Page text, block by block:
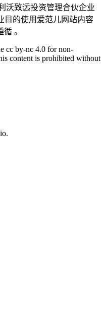
沃致远投资管理合伙企业
目的使用爱范儿网站内容
。
cc by-nc 4.0 for non-
content is prohibited without